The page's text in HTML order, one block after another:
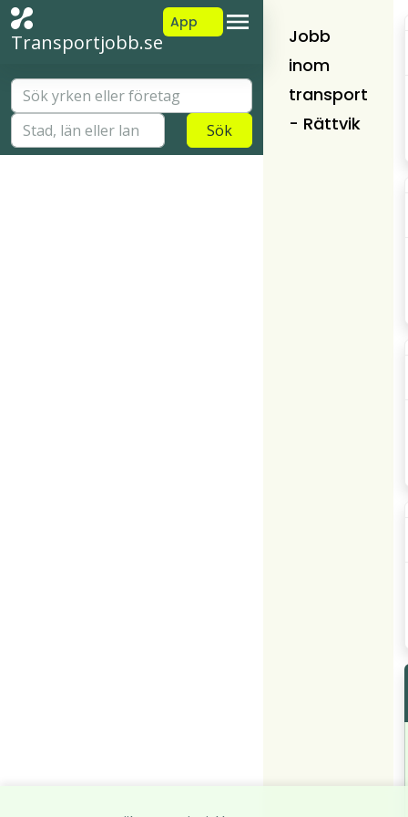
Transportjobb.se
App
Sök
Jobb
inom
transport
- Rättvik